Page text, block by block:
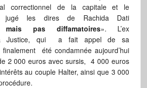
correctionnel de la capitale et le
jugé les dires de Rachida Dati
mais pas diffamatoires». L’ex
Justice, qui a fait appel de sa
été condamnée aujourd’hui
2 000 euros avec sursis, 4 000 euros
au couple Halter, ainsi que 3 000